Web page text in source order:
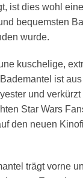
ist dies wohl
bequemsten
wurde.
kuschelige,
ist
und verkürzt
Star Wars
den neuen
trägt vorne